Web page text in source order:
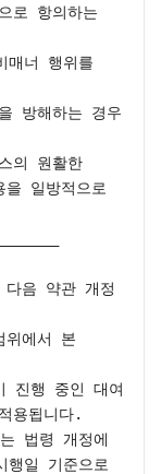
로 항의하는
너 행위를
방해하는 경우
의 원활한
일방적으로
음 약관 개정
에서 본
진행 중인 대여
용됩니다.
법령 개정에
일 기준으로